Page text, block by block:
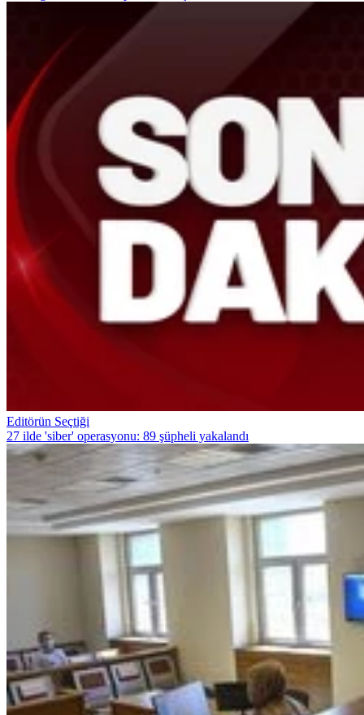
Editörün Seçtiği
27 ilde 'siber' operasyonu: 89 şüpheli yakalandı